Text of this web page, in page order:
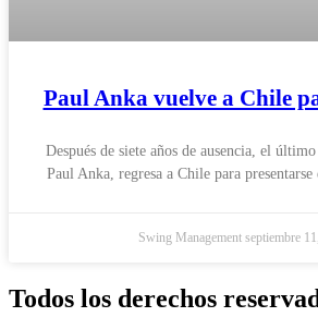
Paul Anka vuelve a Chile
Después de siete años de ausencia, el
Paul Anka, regresa a Chile para
Swing Management septiembre
Todos los derechos